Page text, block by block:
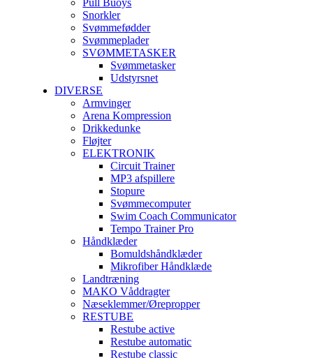
Pull Buoys
Snorkler
Svømmefødder
Svømmeplader
SVØMMETASKER
Svømmetasker
Udstyrsnet
DIVERSE
Armvinger
Arena Kompression
Drikkedunke
Fløjter
ELEKTRONIK
Circuit Trainer
MP3 afspillere
Stopure
Svømmecomputer
Swim Coach Communicator
Tempo Trainer Pro
Håndklæder
Bomuldshåndklæder
Mikrofiber Håndklæde
Landtræning
MAKO Våddragter
Næseklemmer/Ørepropper
RESTUBE
Restube active
Restube automatic
Restube classic